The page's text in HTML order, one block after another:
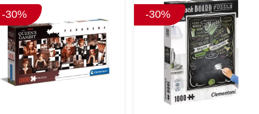
-30% -30%